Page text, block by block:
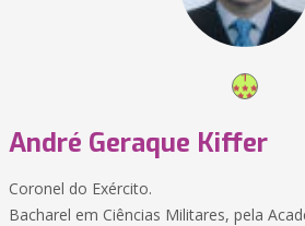
André Geraque Kiffer
Coronel do Exército.
Bacharel em Ciências Militares, pela